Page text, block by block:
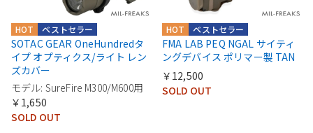
ベストセラー
HOT
SOTAC GEAR OneHundredタ
イプ オプティクス/ライト レン
ズカバー
モデル: SureFire M300/M600用
￥1,650
SOLD OUT
ベストセラー
HOT
FMA LAB PEQ NGAL サイティ
ングデバイス ポリマー製 TAN
￥12,500
SOLD OUT